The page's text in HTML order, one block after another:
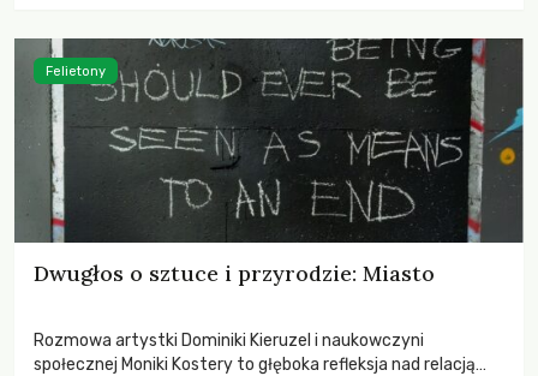
Dwugłos o sztuce i przyrodzie: Miasto
Rozmowa artystki Dominiki Kieruzel i naukowczyni
społecznej Moniki Kostery to głęboka refleksja nad relacją
Felietony